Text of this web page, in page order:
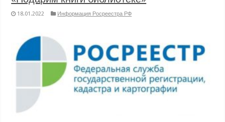
18.01.2022 Информация Росреестра РФ